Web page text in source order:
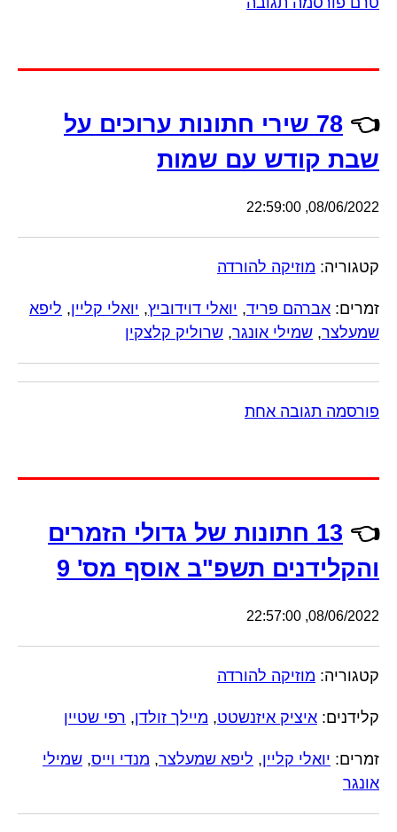
👈
78 שירי חתונות ערוכים על
שבת קודש עם שמות
08/06/2022, 22:59:00
קטגוריה: מוזיקה להורדה
זמרים: אברהם פריד, יואלי דוידוביץ, יואלי קליין, ליפא
שמעלצר, שמילי אונגר, שרוליק קלצקין
פורסמה תגובה אחת
👈
13 חתונות של גדולי הזמרים
והקלידנים תשפ"ב אוסף מס' 9
08/06/2022, 22:57:00
קטגוריה: מוזיקה להורדה
קלידנים: איציק איזנשטט, מיילך זולדן, רפי שטיין
זמרים: יואלי קליין, ליפא שמעלצר, מנדי וייס, שמילי
אונגר